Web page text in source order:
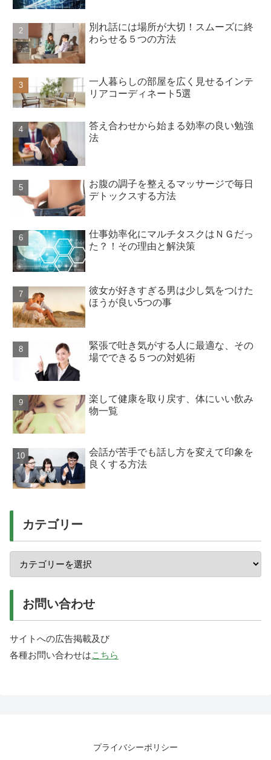
別れ話には場所が大切！スムーズに終
わらせる５つの方法
一人暮らしの部屋を広く見せるインテ
リアコーディネート5選
答え合わせから始まる効率の良い勉強
法
お腹の調子を整えるマッサージで毎日
デトックスする方法
仕事効率化にマルチタスクはＮＧだっ
た？！その理由と解決策
彼女が好きすぎる男は少し気をつけた
ほうが良い5つの事
緊張で吐き気がする人に最適な、その
場でできる５つの対処術
楽して健康を取り戻す、体にいい飲み
物一覧
会話が苦手でも話し方を変えて印象を
良くする方法
カテゴリー
お問い合わせ
サイトへの広告掲載及び
各種お問い合わせはこちら
プライバシーポリシー